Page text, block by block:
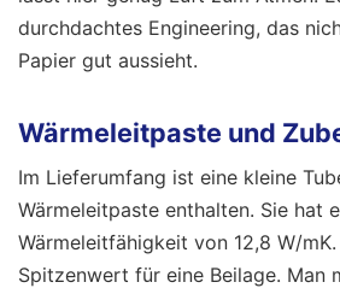
durchdachtes Engineering, das
Papier gut aussieht.
Wärmeleitpaste und
Im Lieferumfang ist eine kleine
Wärmeleitpaste enthalten. Sie hat
Wärmeleitfähigkeit von 12,8 W/
Spitzenwert für eine Beilage. Man